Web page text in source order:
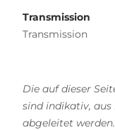
Transmission
Transmission
Die auf dieser
sind indikativ, aus
abgeleitet werden.